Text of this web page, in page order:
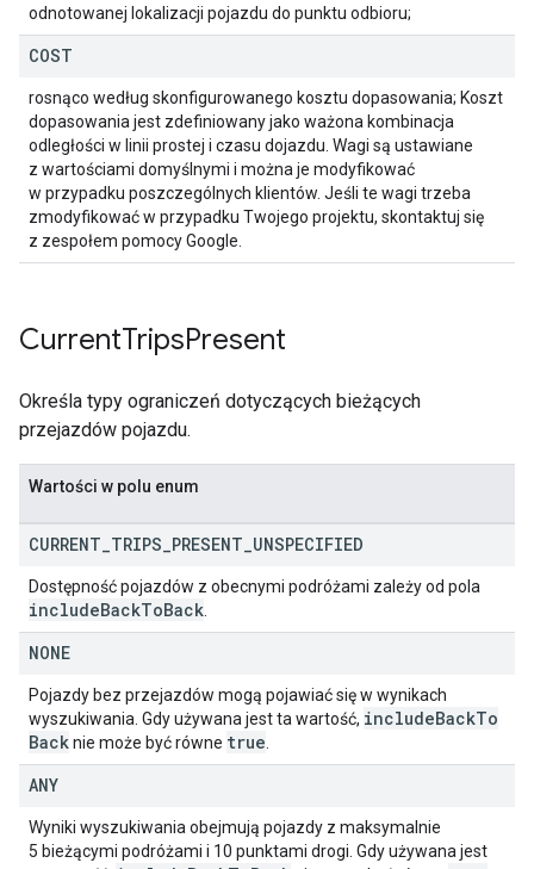
odnotowanej lokalizacji pojazdu do punktu odbioru;
COST
rosnąco według skonfigurowanego kosztu dopasowania; Koszt
dopasowania jest zdefiniowany jako ważona kombinacja
odległości w linii prostej i czasu dojazdu. Wagi są ustawiane
z wartościami domyślnymi i można je modyfikować
w przypadku poszczególnych klientów. Jeśli te wagi trzeba
zmodyfikować w przypadku Twojego projektu, skontaktuj się
z zespołem pomocy Google.
CurrentTripsPresent
Określa typy ograniczeń dotyczących bieżących
przejazdów pojazdu.
Wartości w polu enum
CURRENT TRIPS PRESENT UNSPECIFIED
Dostępność pojazdów z obecnymi podróżami zależy od pola
includeBackToBack
NONE
Pojazdy bez przejazdów mogą pojawiać się w wynikach
wyszukiwania. Gdy używana jest ta wartość, includeBackTo
Backnie może być równe true
ANY
Wyniki wyszukiwania obejmują pojazdy z maksymalnie
5 bieżącymi podróżami i 10 punktami drogi. Gdy używana jest